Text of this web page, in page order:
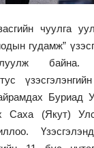
чуулга
гудамж”
байна.
Буриад
Саха (Якут)